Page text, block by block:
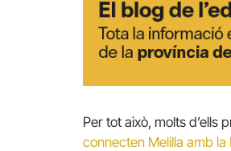
Per tot això, molts d’ells
connecten Melilla amb la